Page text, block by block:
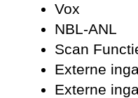
Vox
NBL-ANL
Scan
Externe
Externe